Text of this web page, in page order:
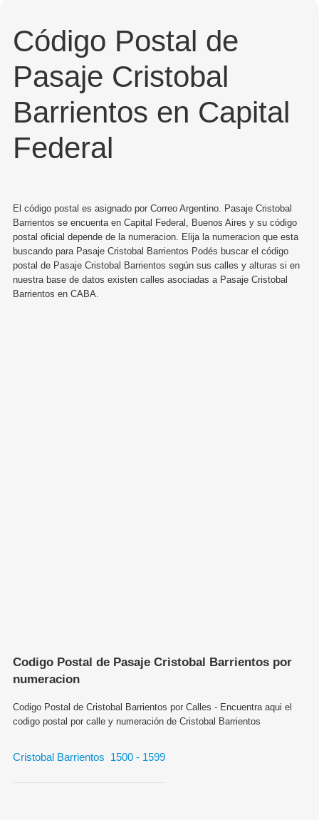
Código Postal de
Pasaje Cristobal
Barrientos en Capital
Federal
El código postal es asignado por Correo Argentino. Pasaje Cristobal
Barrientos se encuenta en Capital Federal, Buenos Aires y su código
postal oficial depende de la numeracion. Elija la numeracion que esta
buscando para Pasaje Cristobal Barrientos Podés buscar el código
postal de Pasaje Cristobal Barrientos según sus calles y alturas si en
nuestra base de datos existen calles asociadas a Pasaje Cristobal
Barrientos en CABA.
Codigo Postal de Pasaje Cristobal Barrientos por
numeracion
Codigo Postal de Cristobal Barrientos por Calles - Encuentra aqui el
codigo postal por calle y numeración de Cristobal Barrientos
Cristobal Barrientos 1500 - 1599